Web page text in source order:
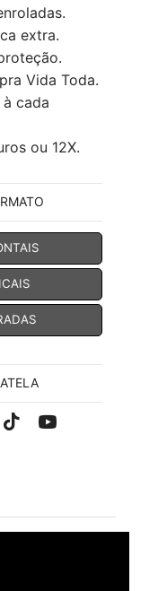
extra.
Vida Toda.
cada
ou 12X.
Tik-Youtube